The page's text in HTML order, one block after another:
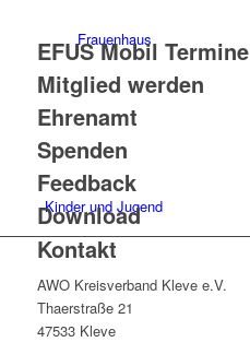
Frauenhaus
Kinder und Jugend
EFUS Mobil Termine
Mitglied werden
Ehrenamt
Spenden
Feedback
Download
Kontakt
AWO Kreisverband Kleve e.V.
Thaerstraße 21
47533 Kleve